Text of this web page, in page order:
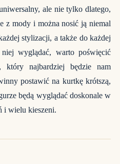
, ale nie tylko dlatego,
z mody i można nosić ją niemal
stylizacji, a także do każdej
wyglądać, warto poświęcić
najbardziej będzie nam
postawić na kurtkę krótszą,
będą wyglądać doskonale w
i wielu kieszeni.